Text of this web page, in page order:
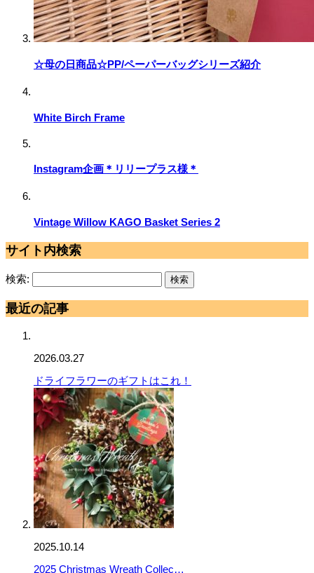
☆母の日商品☆PP/ペーパーバッグシリーズ紹介
White Birch Frame
Instagram企画＊リリープラス様＊
Vintage Willow KAGO Basket Series 2
サイト内検索
検索:
最近の記事
2026.03.27
ドライフラワーのギフトはこれ！
2025.10.14
2025 Christmas Wreath Collec…